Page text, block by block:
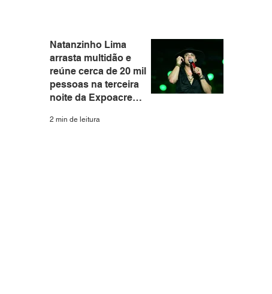
Natanzinho Lima
arrasta multidão e
reúne cerca de 20 mil
pessoas na terceira
noite da Expoacre
2 min de leitura